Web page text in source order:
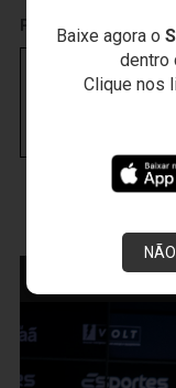
Baixe agora o
dentro
Clique nos
PUBLICIDADE
NOTÍCIAS